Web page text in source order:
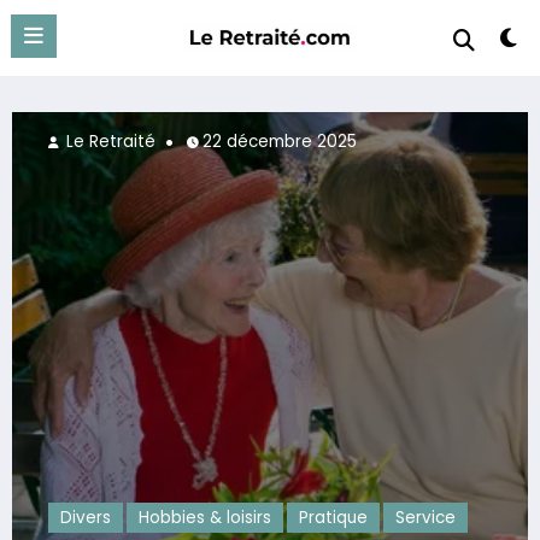
Aller
contenu
Divers
Le Retraité 13 août 2025